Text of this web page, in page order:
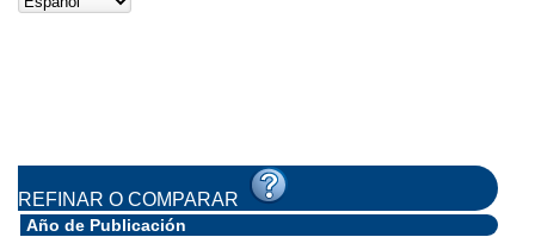
REFINAR O COMPARAR
Año de Publicación